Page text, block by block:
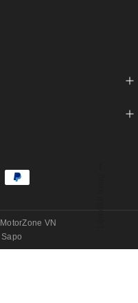
MotorZone VN
Sapo
Lên đầu trang